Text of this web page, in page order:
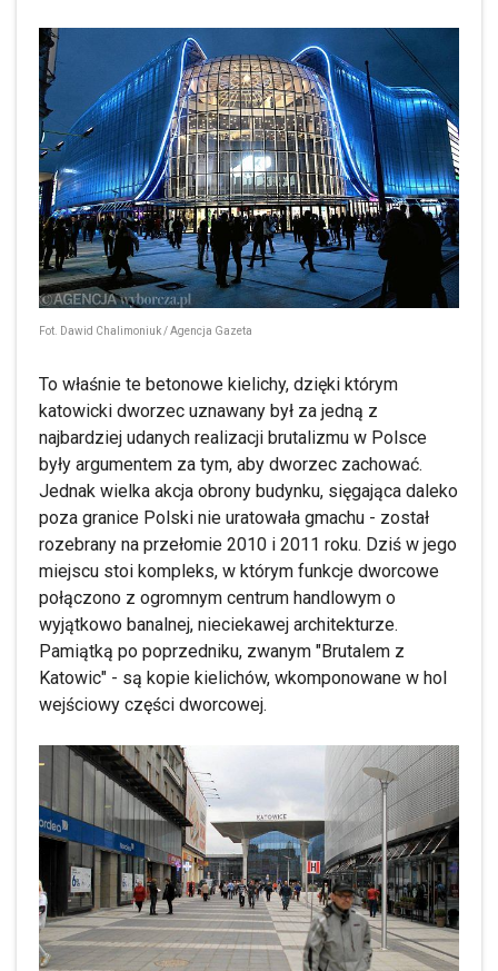
Fot. Dawid Chalimoniuk / Agencja Gazeta
To właśnie te betonowe kielichy, dzięki którym
katowicki dworzec uznawany był za jedną z
najbardziej udanych realizacji brutalizmu w Polsce
były argumentem za tym, aby dworzec zachować.
Jednak wielka akcja obrony budynku, sięgająca daleko
poza granice Polski nie uratowała gmachu - został
rozebrany na przełomie 2010 i 2011 roku. Dziś w jego
miejscu stoi kompleks, w którym funkcje dworcowe
połączono z ogromnym centrum handlowym o
wyjątkowo banalnej, nieciekawej architekturze.
Pamiątką po poprzedniku, zwanym "Brutalem z
Katowic" - są kopie kielichów, wkomponowane w hol
wejściowy części dworcowej.